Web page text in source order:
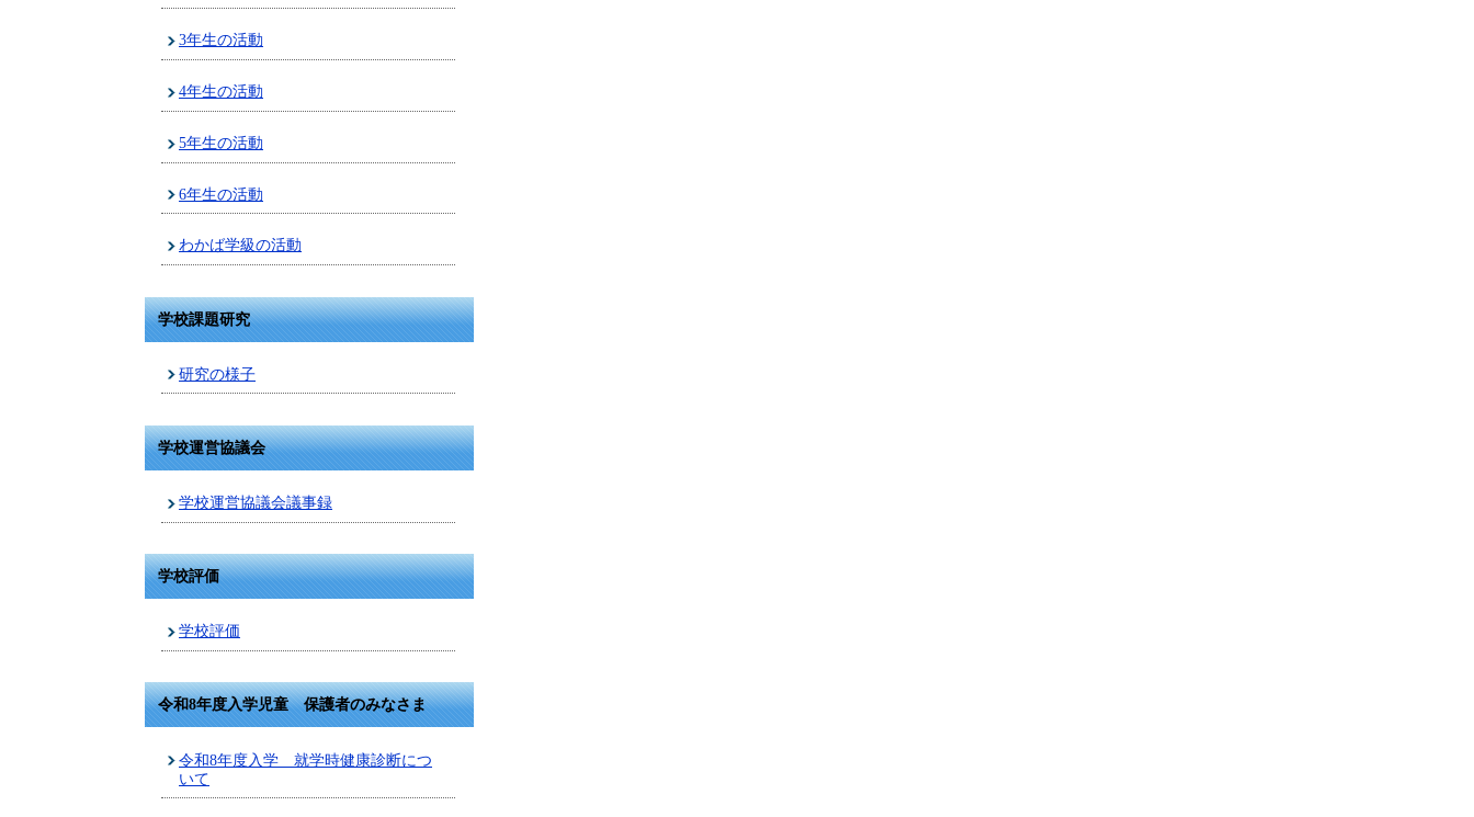
3年生の活動
4年生の活動
5年生の活動
6年生の活動
わかば学級の活動
学校課題研究
研究の様子
学校運営協議会
学校運営協議会議事録
学校評価
学校評価
令和8年度入学児童 保護者のみなさま
令和8年度入学 就学時健康診断につ
いて